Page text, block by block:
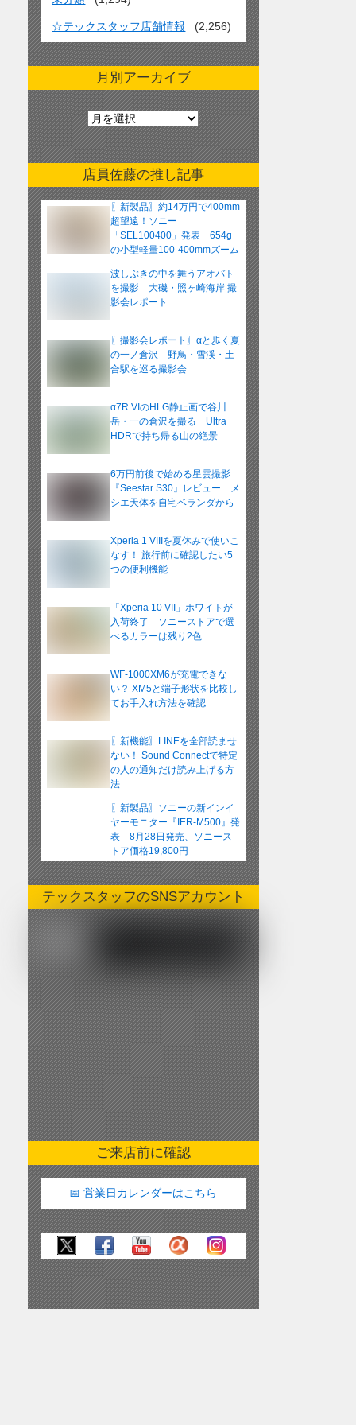
☆テックスタッフ店舗情報 (2,256)
月別アーカイブ
月
別
ア
ー
カ
イ
店員佐藤の推し記事
〖新製品〗約14万円で400mm
超望遠！ソニー
「SEL100400」発表 654g
の小型軽量100-400mmズーム
波しぶきの中を舞うアオバト
を撮影 大磯・照ヶ崎海岸 撮
影会レポート
〖撮影会レポート〗αと歩く夏
の一ノ倉沢 野鳥・雪渓・土
合駅を巡る撮影会
α7R VIのHLG静止画で谷川
岳・一の倉沢を撮る Ultra
HDRで持ち帰る山の絶景
6万円前後で始める星雲撮影
『Seestar S30』レビュー メ
シエ天体を自宅ベランダから
Xperia 1 VIIIを夏休みで使いこ
なす！ 旅行前に確認したい5
つの便利機能
「Xperia 10 VII」ホワイトが
入荷終了 ソニーストアで選
べるカラーは残り2色
WF-1000XM6が充電できな
い？ XM5と端子形状を比較し
てお手入れ方法を確認
〖新機能〗LINEを全部読ませ
ない！ Sound Connectで特定
の人の通知だけ読み上げる方
法
〖新製品〗ソニーの新インイ
ヤーモニター『IER-M500』発
表 8月28日発売、ソニース
トア価格19,800円
テックスタッフのSNSアカウント
ご来店前に確認
📅 営業日カレンダーはこちら